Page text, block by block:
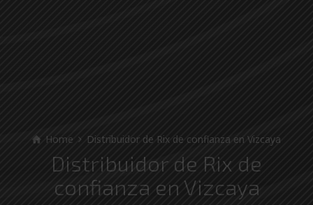
Home Distribuidor de Rix de confianza en Vizcaya
Distribuidor de Rix de
confianza en Vizcaya